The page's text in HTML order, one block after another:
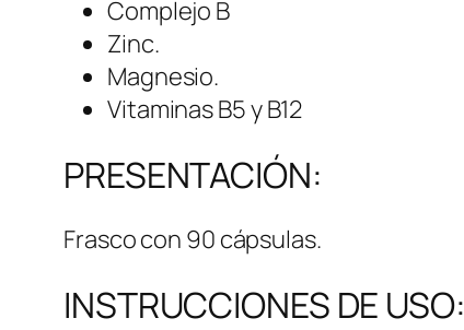
Complejo B
Zinc.
Magnesio.
Vitaminas B5 y B12
PRESENTACIÓN:
Frasco con 90 cápsulas.
INSTRUCCIONES DE USO: